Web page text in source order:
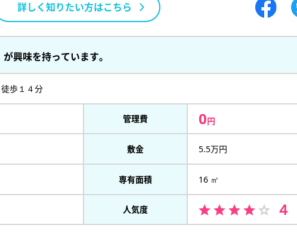
詳しく知りたい方はこちら
が興味を持っています。
徒歩１４分
管理費 0円
敷金 5.5万円
専有面積 16 ㎡
人気度 ４